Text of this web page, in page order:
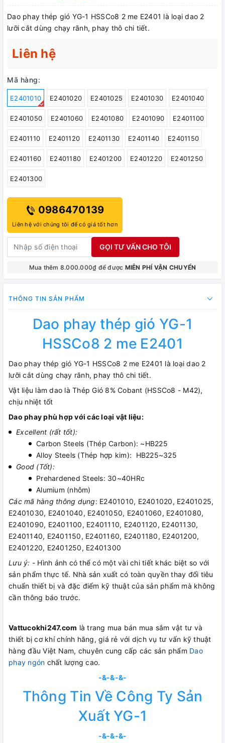
Dao phay thép gió YG-1 HSSCo8 2 me E2401 là loại dao 2
lưỡi cắt dùng chạy rãnh, phay thô chi tiết.
Liên hệ
Mã hàng:
E2401010 E2401020 E2401025 E2401030 E2401040
E2401050 E2401060 E2401080 E2401090 E2401100
E2401110 E2401120 E2401130 E2401140 E2401150
E2401160 E2401180 E2401200 E2401220 E2401250
E2401300
0986470139
Liên hệ với chúng tôi để có giá tốt hơn
GỌI TƯ VẤN CHO TÔI
Mua thêm 8.000.000₫ để được MIỄN PHÍ VẬN CHUYỂN
THÔNG TIN SẢN PHẨM
Dao phay thép gió YG-1
HSSCo8 2 me E2401
Dao phay thép gió YG-1 HSSCo8 2 me E2401 là loại dao 2
lưỡi cắt dùng chạy rãnh, phay thô chi tiết.
Vật liệu làm dao là Thép Gió 8% Cobant (HSSCo8 - M42),
chịu nhiệt tốt
Dao phay phù hợp với các loại vật liệu:
Excellent (rất tốt):
Carbon Steels (Thép Carbon): ~HB225
Alloy Steels (Thép hợp kim): HB225~325
Good (Tốt):
Prehardened Steels: 30~40HRc
Alumium (nhôm)
Các mã hàng thông dụng: E2401010, E2401020, E2401025,
E2401030, E2401040, E2401050, E2401060, E2401080,
E2401090, E2401100, E2401110, E2401120, E2401130,
E2401140, E2401150, E2401160, E2401180, E2401200,
E2401220, E2401250, E2401300
Lưu ý: - Hình ảnh có thể có một vài chi tiết khác biệt so với
sản phẩm thực tế. Nhà sản xuất có toàn quyền thay đổi tiêu
chuẩn thiết bị và đặc điểm kỹ thuật của sản phẩm mà không
cần thông báo trước.
Vattucokhi247.com là trang mua bán mua sắm vật tư và
thiết bị cơ khí chính hãng, giá rẻ với dịch vụ tư vấn kỹ thuật
hàng đầu Việt Nam, chuyên cung cấp các sản phẩm Dao
phay ngón chất lượng cao.
-&-&-&-
Thông Tin Về Công Ty Sản
Xuất YG-1
-&-&-&-